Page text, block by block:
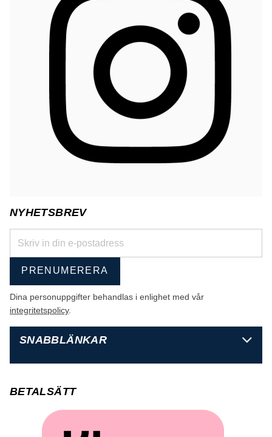
NYHETSBREV
PRENUMERERA
Dina personuppgifter behandlas i enlighet med vår
integritetspolicy.
SNABBLÄNKAR
BETALSÄTT